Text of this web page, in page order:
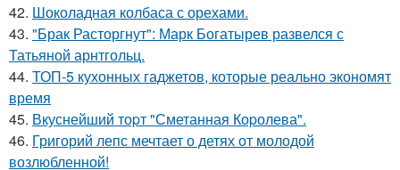
42. Шоколадная колбаса с орехами.
43. "Брак Расторгнут": Марк Богатырев развелся с
Татьяной арнтгольц.
44. ТОП-5 кухонных гаджетов, которые реально экономят
время
45. Вкуснейший тоpт "Сметанная Коpолева".
46. Григорий лепс мечтает о детях от молодой
возлюбленной!